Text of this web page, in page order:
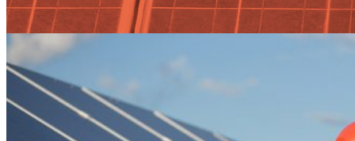
solify Tag